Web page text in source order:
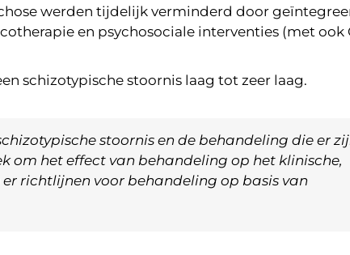
werden tijdelijk verminderd door
en psychosociale interventies (met ook
schizotypische stoornis laag tot zeer laag.
stoornis en de behandeling die er
om het effect van behandeling op het klinische,
richtlijnen voor behandeling op basis van